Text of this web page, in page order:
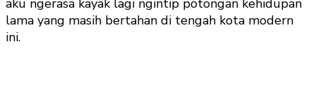
aku ngerasa kayak lagi ngintip potongan kehidupan
lama yang masih bertahan di tengah kota modern
ini.